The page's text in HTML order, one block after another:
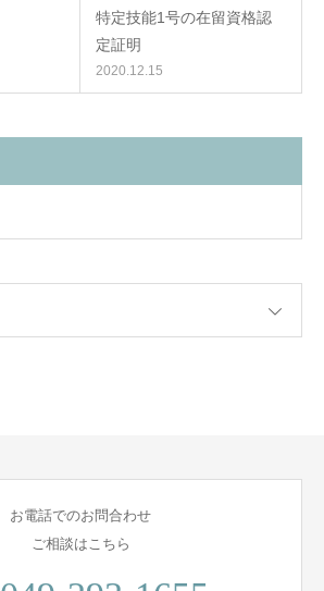
特定技能1号の在留資格認
定証明
2020.12.15
お電話でのお問合わせ
ご相談はこちら